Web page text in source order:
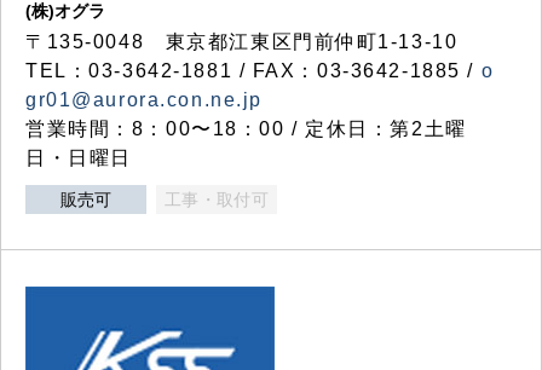
(株)オグラ
〒135-0048 東京都江東区門前仲町1-13-10
TEL：03-3642-1881 / FAX：03-3642-1885 / o
gr01@aurora.con.ne.jp
営業時間：8：00〜18：00 / 定休日：第2土曜
日・日曜日
販売可 工事・取付可